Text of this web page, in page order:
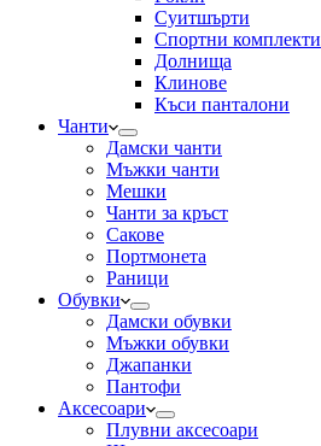
Суитшърти
Спортни комплекти
Долнища
Клинове
Къси панталони
Чанти
Дамски чанти
Мъжки чанти
Мешки
Чанти за кръст
Сакове
Портмонета
Раници
Обувки
Дамски обувки
Мъжки обувки
Джапанки
Пантофи
Аксесоари
Плувни аксесоари